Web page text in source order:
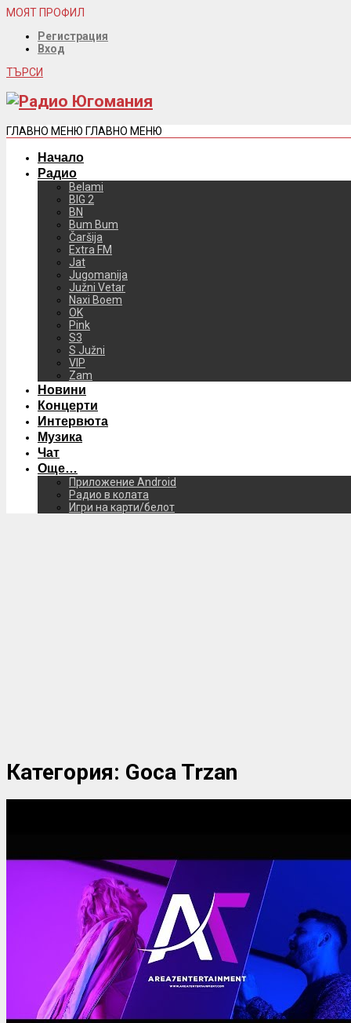
МОЯТ ПРОФИЛ
Регистрация
Вход
ТЪРСИ
ГЛАВНО МЕНЮ ГЛАВНО МЕНЮ
Начало
Радио
Belami
BIG 2
BN
Bum Bum
Čaršija
Extra FM
Jat
Jugomanija
Južni Vetar
Naxi Boem
OK
Pink
S3
S Južni
VIP
Zam
Новини
Концерти
Интервюта
Музика
Чат
Още…
Приложение Android
Радио в колата
Игри на карти/белот
Категория: Goca Trzan